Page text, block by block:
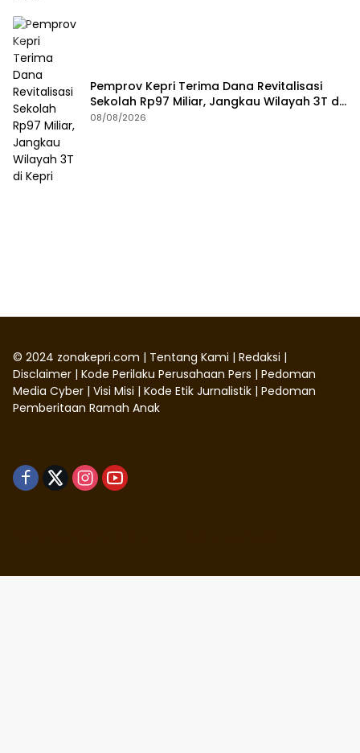
Pemprov Kepri Terima Dana Revitalisasi
Sekolah Rp97 Miliar, Jangkau Wilayah 3T di
Kepri
08/08/2026
© 2024 zonakepri.com | Tentang Kami | Redaksi |
Disclaimer | Kode Perilaku Perusahaan Pers | Pedoman
Media Cyber | Visi Misi | Kode Etik Jurnalistik | Pedoman
Pemberitaan Ramah Anak